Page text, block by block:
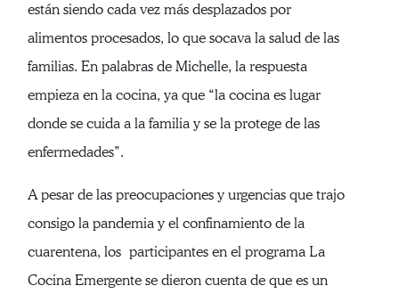
están siendo cada vez más desplazados por
alimentos procesados, lo que socava la salud de las
familias. En palabras de Michelle, la respuesta
empieza en la cocina, ya que “la cocina es lugar
donde se cuida a la familia y se la protege de las
enfermedades”.
A pesar de las preocupaciones y urgencias que trajo
consigo la pandemia y el confinamiento de la
cuarentena, los participantes en el programa La
Cocina Emergente se dieron cuenta de que es un